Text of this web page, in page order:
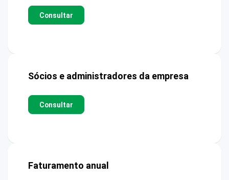
Consultar
Sócios e administradores da empresa
Consultar
Faturamento anual